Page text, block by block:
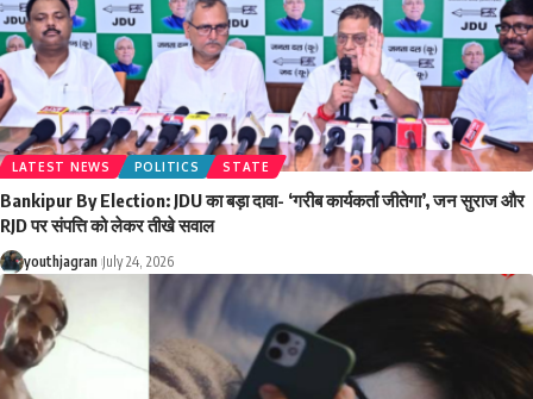
LATEST NEWS POLITICS STATE
Bankipur By Election: JDU का बड़ा दावा- ‘गरीब कार्यकर्ता जीतेगा’, जन सुराज और
RJD पर संपत्ति को लेकर तीखे सवाल
youthjagran July 24, 2026